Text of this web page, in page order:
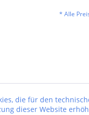
* Alle
die für den
dieser Website